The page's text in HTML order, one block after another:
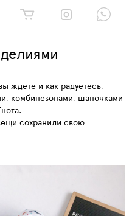
ждете и как радуетесь,
комбинезонами, шапочками
сохранили свою
у вас хорошего
ухода:⁣⁣